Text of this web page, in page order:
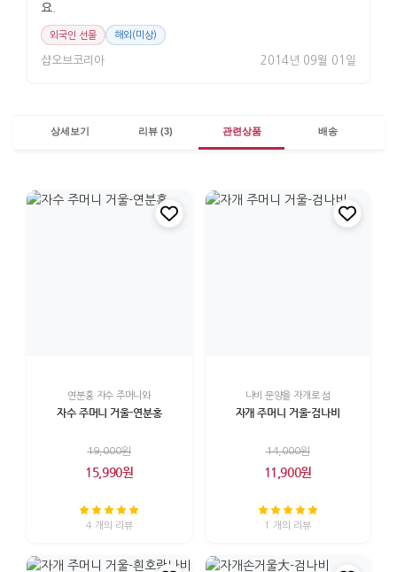
요.
외국인 선물 해외(미상)
샵오브코리아 2014년 09월 01일
상세보기 리뷰 (3) 관련상품 배송
연분홍 자수 주머니와
자수 주머니 거울-연분홍
19,000원
15,990원
4 개의 리뷰
나비 문양을 자개로 섬
자개 주머니 거울-검나비
14,000원
11,900원
1 개의 리뷰